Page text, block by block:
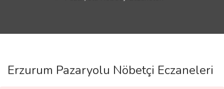
Erzurum Pazaryolu Nöbetçi Eczaneleri